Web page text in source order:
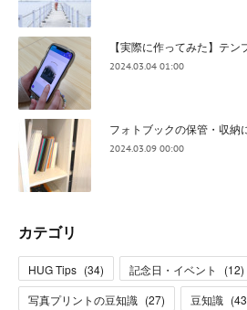
【実際に作ってみた】テ
2024.03.04 01:00
フォトブックの保管・収納
2024.03.09 00:00
カテゴリ
HUG Tips (34) 記念日・イベント (12)
写真プリントの豆知識 (27) 豆知識 (43